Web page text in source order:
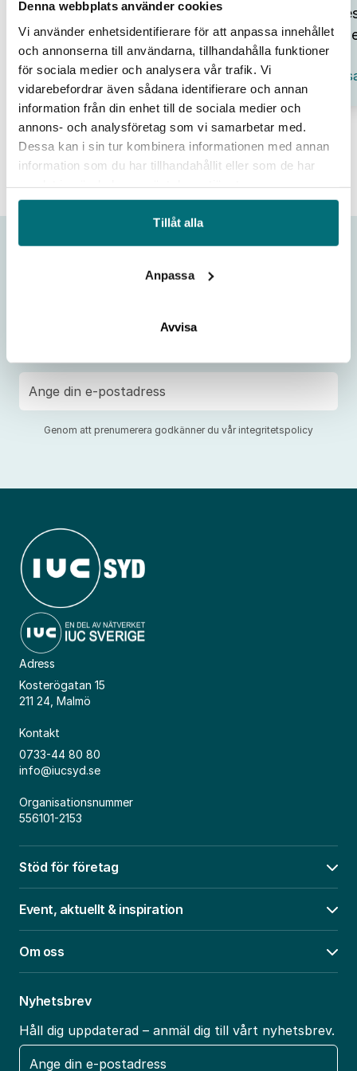
Denna webbplats använder cookies
Vi använder enhetsidentifierare för att anpassa innehållet
och annonserna till användarna, tillhandahålla funktioner
för sociala medier och analysera vår trafik. Vi
vidarebefordrar även sådana identifierare och annan
information från din enhet till de sociala medier och
annons- och analysföretag som vi samarbetar med.
Dessa kan i sin tur kombinera informationen med annan
information som du har tillhandahållit eller som de har
Tillåt alla
Anpassa
Avvisa
Lab
Day
IUC
Syd
Gå med i vårt nyhetsbrev
Ta del av våra senaste nyheter, spännande
post
Genom att prenumerera godkänner du vår integritetspolicy
Adress
Kosterögatan 15
211 24, Malmö
Kontakt
0733-44 80 80
info@iucsyd.se
Organisationsnummer
556101-2153
Stöd för företag
Event, aktuellt & inspiration
Om oss
Nyhetsbrev
Håll dig uppdaterad – anmäl dig till vårt nyhetsbrev.
E-